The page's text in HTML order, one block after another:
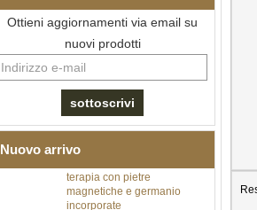
Ottieni aggiornamenti via email su
nuovi prodotti
Nuovo arrivo
Bracciale da uomo a maglie I
con zirconi neri in ceramica,
chiusura deployante a
bracciale a maglie per
magnetiche e germanio
incorporate